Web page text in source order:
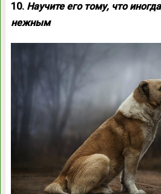
10. Научите его тому, что
нежным